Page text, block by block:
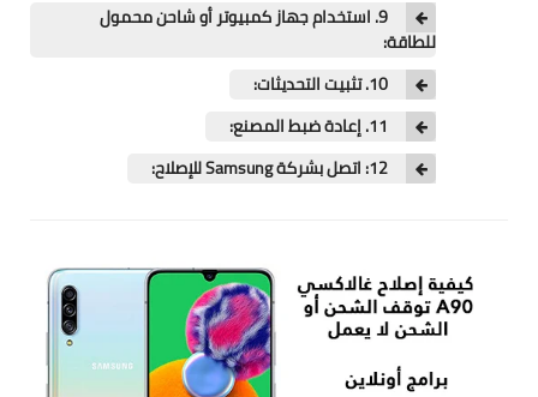
9. استخدام جهاز كمبيوتر أو شاحن محمول
للطاقة:
10. تثبيت التحديثات:
11. إعادة ضبط المصنع:
12: اتصل بشركة Samsung للإصلاح: